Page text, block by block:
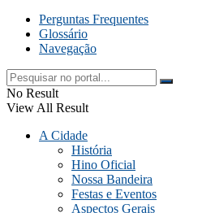
Perguntas Frequentes
Glossário
Navegação
No Result
View All Result
A Cidade
História
Hino Oficial
Nossa Bandeira
Festas e Eventos
Aspectos Gerais